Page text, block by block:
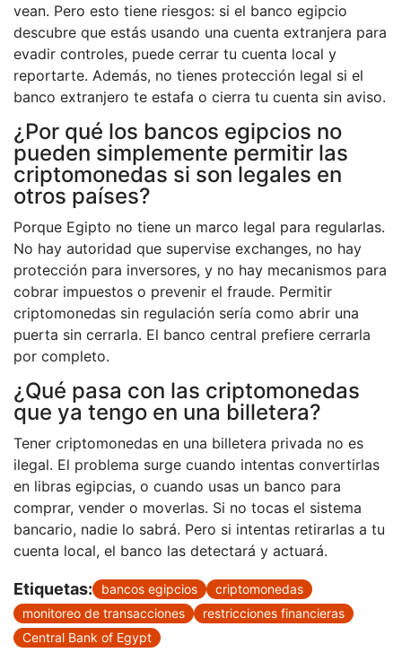
vean. Pero esto tiene riesgos: si el banco egipcio
descubre que estás usando una cuenta extranjera para
evadir controles, puede cerrar tu cuenta local y
reportarte. Además, no tienes protección legal si el
banco extranjero te estafa o cierra tu cuenta sin aviso.
¿Por qué los bancos egipcios no
pueden simplemente permitir las
criptomonedas si son legales en
otros países?
Porque Egipto no tiene un marco legal para regularlas.
No hay autoridad que supervise exchanges, no hay
protección para inversores, y no hay mecanismos para
cobrar impuestos o prevenir el fraude. Permitir
criptomonedas sin regulación sería como abrir una
puerta sin cerrarla. El banco central prefiere cerrarla
por completo.
¿Qué pasa con las criptomonedas
que ya tengo en una billetera?
Tener criptomonedas en una billetera privada no es
ilegal. El problema surge cuando intentas convertirlas
en libras egipcias, o cuando usas un banco para
comprar, vender o moverlas. Si no tocas el sistema
bancario, nadie lo sabrá. Pero si intentas retirarlas a tu
cuenta local, el banco las detectará y actuará.
Etiquetas: bancos egipcios
criptomonedas
monitoreo de transacciones
restricciones financieras
Central Bank of Egypt